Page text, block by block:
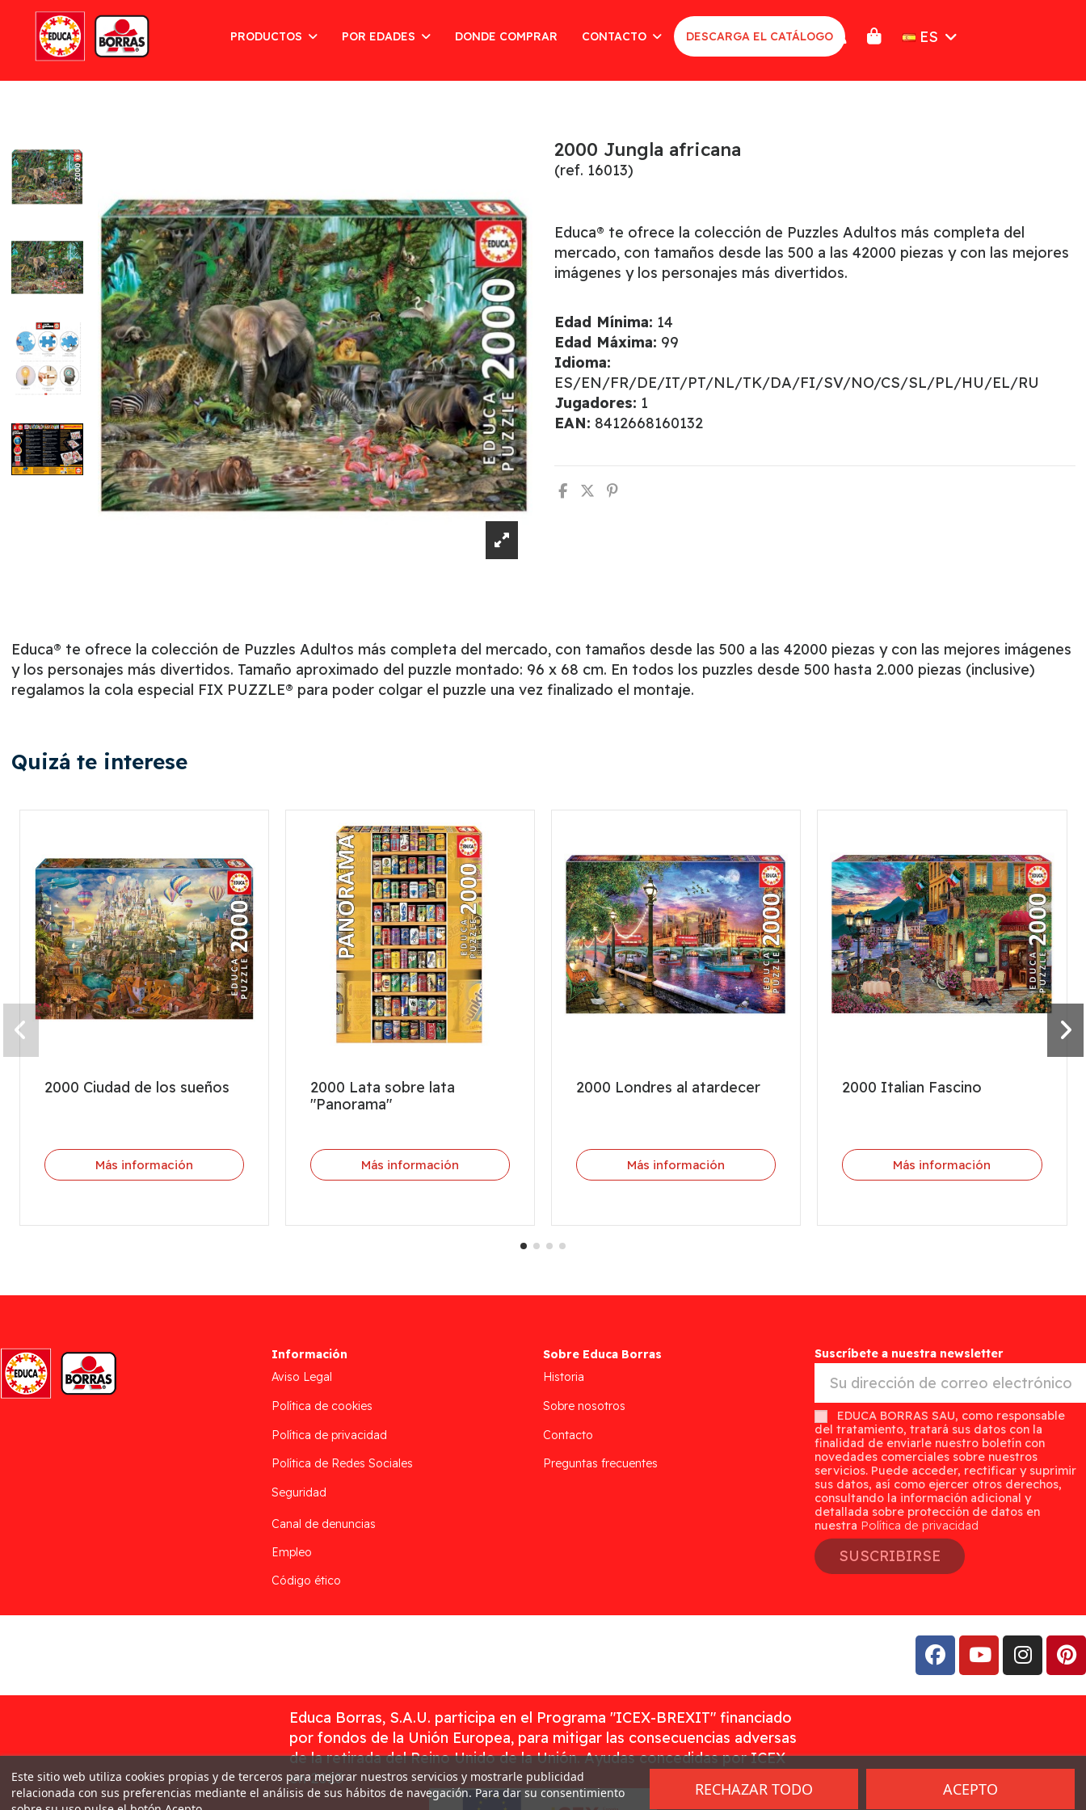
PRODUCTOS POR EDADES DONDE COMPRAR CONTACTO DESCARGA EL CATÁLOGO ES
2000 Jungla africana
(ref. 16013)
Educa® te ofrece la colección de Puzzles Adultos más completa del
mercado, con tamaños desde las 500 a las 42000 piezas y con las mejores
imágenes y los personajes más divertidos.
Edad Mínima: 14
Edad Máxima: 99
Idioma:
ES/EN/FR/DE/IT/PT/NL/TK/DA/FI/SV/NO/CS/SL/PL/HU/EL/RU
Jugadores: 1
EAN: 8412668160132
Educa® te ofrece la colección de Puzzles Adultos más completa del mercado, con tamaños desde las 500 a las 42000 piezas y con las mejores imágenes
y los personajes más divertidos. Tamaño aproximado del puzzle montado: 96 x 68 cm. En todos los puzzles desde 500 hasta 2.000 piezas (inclusive)
regalamos la cola especial FIX PUZZLE® para poder colgar el puzzle una vez finalizado el montaje.
Quizá te interese
2000 Ciudad de los sueños
Más información
2000 Lata sobre lata
"Panorama"
Más información
2000 Londres al atardecer
Más información
2000 Italian Fascino
Más información
Información
Aviso Legal
Política de cookies
Política de privacidad
Política de Redes Sociales
Seguridad
Canal de denuncias
Empleo
Código ético
Sobre Educa Borras
Historia
Sobre nosotros
Contacto
Preguntas frecuentes
Suscríbete a nuestra newsletter
EDUCA BORRAS SAU, como responsable
del tratamiento, tratará sus datos con la
finalidad de enviarle nuestro boletín con
novedades comerciales sobre nuestros
servicios. Puede acceder, rectificar y suprimir
sus datos, así como ejercer otros derechos,
consultando la información adicional y
detallada sobre protección de datos en
nuestra Política de privacidad
SUSCRIBIRSE
Educa Borras, S.A.U. participa en el Programa "ICEX-BREXIT" financiado
por fondos de la Unión Europea, para mitigar las consecuencias adversas
de la retirada del Reino Unido de la Unión. Ayudas concedidas por ICEX
en 2023
Este sitio web utiliza cookies propias y de terceros para mejorar nuestros servicios y mostrarle publicidad
relacionada con sus preferencias mediante el análisis de sus hábitos de navegación. Para dar su consentimiento
RECHAZAR TODO ACEPTO